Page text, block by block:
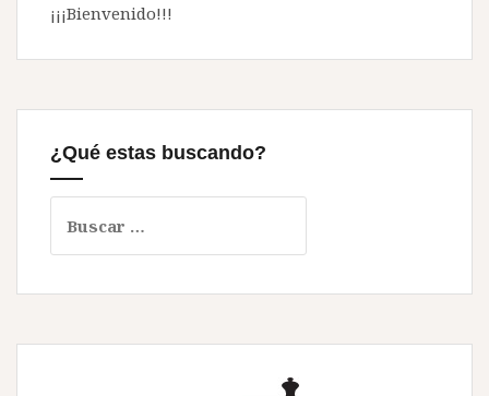
¡¡¡Bienvenido!!!
¿Qué estas buscando?